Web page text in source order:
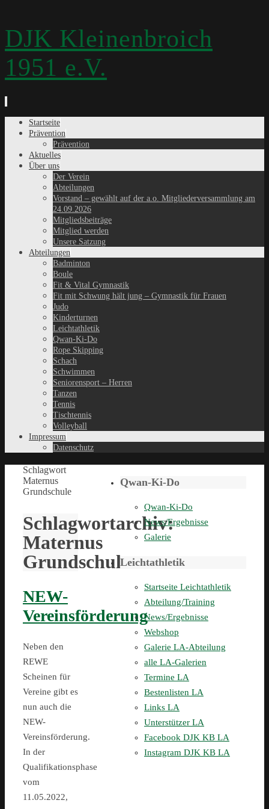
DJK Kleinenbroich
1951 e.V.
Zum
Inhalt
Startseite
Prävention
Prävention
Aktuelles
Über uns
Der Verein
Abteilungen
Vorstand – gewählt auf der a.o. Mitgliederversammlung am
24.09.2026
Mitgliedsbeiträge
Mitglied werden
Unsere Satzung
Abteilungen
Badminton
Boule
Fit & Vital Gymnastik
Fit mit Schwung hält jung – Gymnastik für Frauen
Judo
Kinderturnen
Leichtathletik
Qwan-Ki-Do
Rope Skipping
Schach
Schwimmen
Seniorensport – Herren
Tanzen
Tennis
Tischtennis
Volleyball
Impressum
Datenschutz
Schlagwort
Maternus
Grundschule
Schlagwortarchiv:
Maternus
Grundschule
NEW-
Vereinsförderung
Neben den
REWE
Scheinen für
Vereine gibt es
nun auch die
NEW-
Vereinsförderung.
In der
Qualifikationsphase
vom
11.05.2022,
Qwan-Ki-Do
Qwan-Ki-Do
News/Ergebnisse
Galerie
Leichtathletik
Startseite Leichtathletik
Abteilung/Training
News/Ergebnisse
Webshop
Galerie LA-Abteilung
alle LA-Galerien
Termine LA
Bestenlisten LA
Links LA
Unterstützer LA
Facebook DJK KB LA
Instagram DJK KB LA